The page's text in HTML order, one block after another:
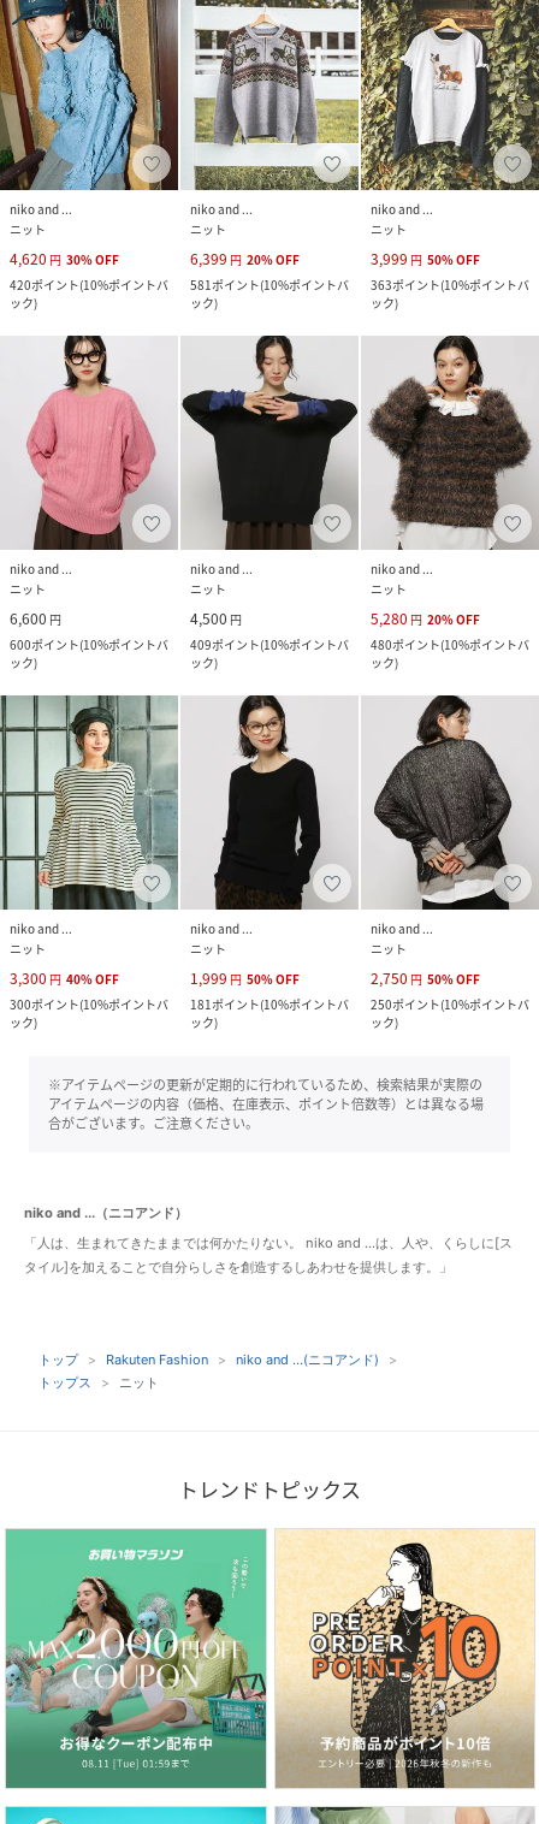
niko and ...
ニット
4,620 円 30%OFF
420ポイント(10%ポイントバ
ック)
niko and ...
ニット
6,399 円 20%OFF
581ポイント(10%ポイントバ
ック)
niko and ...
ニット
3,999 円 50%OFF
363ポイント(10%ポイントバ
ック)
niko and ...
ニット
6,600 円
600ポイント(10%ポイントバ
ック)
niko and ...
ニット
4,500 円
409ポイント(10%ポイントバ
ック)
niko and ...
ニット
5,280 円 20%OFF
480ポイント(10%ポイントバ
ック)
niko and ...
ニット
3,300 円 40%OFF
300ポイント(10%ポイントバ
ック)
niko and ...
ニット
1,999 円 50%OFF
181ポイント(10%ポイントバ
ック)
niko and ...
ニット
2,750 円 50%OFF
250ポイント(10%ポイントバ
ック)
※アイテムページの更新が定期的に行われているため、検索結果が実際の
アイテムページの内容（価格、在庫表示、ポイント倍数等）とは異なる場
合がございます。ご注意ください。
niko and ...（ニコアンド）
「人は、生まれてきたままでは何かたりない。 niko and ...は、人や、くらしに[ス
タイル]を加えることで自分らしさを創造するしあわせを提供します。」
トップ Rakuten Fashion
niko and ...(ニコアンド)
トップス
ニット
トレンドトピックス